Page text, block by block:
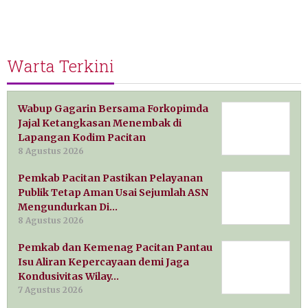
Warta Terkini
Wabup Gagarin Bersama Forkopimda
Jajal Ketangkasan Menembak di
Lapangan Kodim Pacitan
8 Agustus 2026
Pemkab Pacitan Pastikan Pelayanan
Publik Tetap Aman Usai Sejumlah ASN
Mengundurkan Di…
8 Agustus 2026
Pemkab dan Kemenag Pacitan Pantau
Isu Aliran Kepercayaan demi Jaga
Kondusivitas Wilay…
7 Agustus 2026